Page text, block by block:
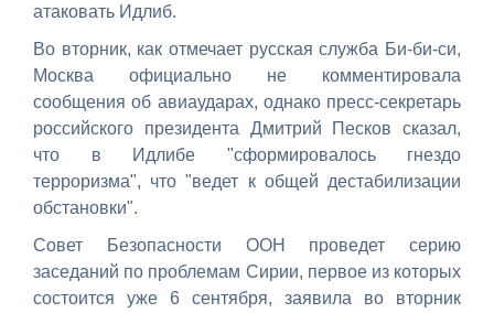
атаковать Идлиб.
Во вторник, как отмечает русская служба Би-би-си,
Москва официально не комментировала
сообщения об авиаударах, однако пресс-секретарь
российского президента Дмитрий Песков сказал,
что в Идлибе "сформировалось гнездо
терроризма", что "ведет к общей дестабилизации
обстановки".
Совет Безопасности ООН проведет серию
заседаний по проблемам Сирии, первое из которых
состоится уже 6 сентября, заявила во вторник